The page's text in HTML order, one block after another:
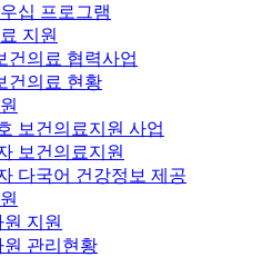
십 프로그램
지원
건의료 협력사업
건의료 현황
보건의료지원 사업
보건의료지원
다국어 건강정보 제공
지원
원 관리현황